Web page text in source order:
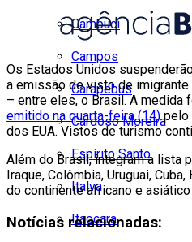
Cambuci
Campos
Carapebus
Cardoso Moreira
Espírito Santo
Italva
Itaocara
Os Estados Unidos
a emissão de visto de
– entre eles, o Brasil. A medida
emitido na quarta-feira (14)pelo
dos EUA. Vistos de turismo
Além do Brasil, integram a lista
Iraque, Colômbia, Uruguai,
do continente africano e
Notícias relacionadas: